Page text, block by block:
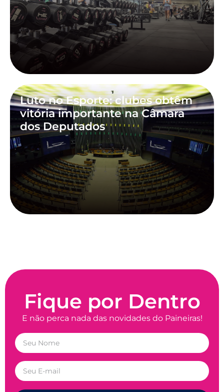
Luto no Esporte: clubes obtêm
vitória importante na Câmara
dos Deputados
Fique por Dentro
E não perca nada das novidades do Paineiras!